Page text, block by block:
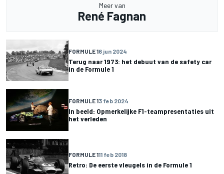
Meer van
René Fagnan
FORMULE 16 jun 2024
Terug naar 1973: het debuut van de safety car
in de Formule 1
FORMULE 13 feb 2024
In beeld: Opmerkelijke F1-teampresentaties uit
het verleden
FORMULE 111 feb 2018
Retro: De eerste vleugels in de Formule 1